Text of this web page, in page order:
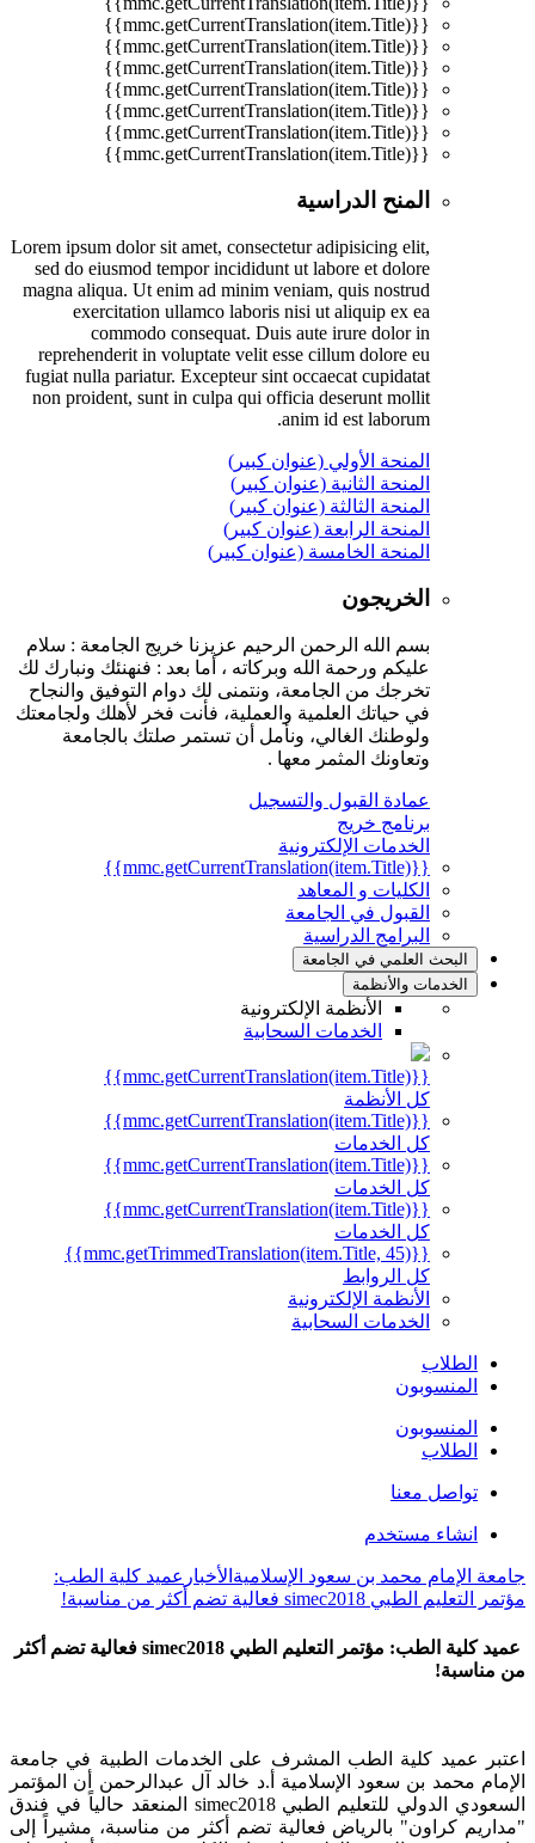
{{mmc.getCurrentTranslation(item.Title)}}
{{mmc.getCurrentTranslation(item.Title)}}
{{mmc.getCurrentTranslation(item.Title)}}
{{mmc.getCurrentTranslation(item.Title)}}
{{mmc.getCurrentTranslation(item.Title)}}
{{mmc.getCurrentTranslation(item.Title)}}
{{mmc.getCurrentTranslation(item.Title)}}
المنح الدراسية
Lorem ipsum dolor sit amet, consectetur adipisicing elit,
sed do eiusmod tempor incididunt ut labore et dolore
magna aliqua. Ut enim ad minim veniam, quis nostrud
exercitation ullamco laboris nisi ut aliquip ex ea
commodo consequat. Duis aute irure dolor in
reprehenderit in voluptate velit esse cillum dolore eu
fugiat nulla pariatur. Excepteur sint occaecat cupidatat
non proident, sunt in culpa qui officia deserunt mollit
anim id est laborum.
المنحة الأولي (عنوان كبير)
المنحة الثانية (عنوان كبير)
المنحة الثالثة (عنوان كبير)
المنحة الرابعة (عنوان كبير)
المنحة الخامسة (عنوان كبير)
الخريجون
بسم الله الرحمن الرحيم عزيزنا خريج الجامعة : سلام
عليكم ورحمة الله وبركاته ، أما بعد : فنهنئك ونبارك لك
تخرجك من الجامعة، ونتمنى لك دوام التوفيق والنجاح
في حياتك العلمية والعملية، فأنت فخر لأهلك ولجامعتك
ولوطنك الغالي، ونأمل أن تستمر صلتك بالجامعة
وتعاونك المثمر معها .
عمادة القبول والتسجيل
برنامج خريج
الخدمات الإلكترونية
{{mmc.getCurrentTranslation(item.Title)}}
الكليات و المعاهد
القبول في الجامعة
البرامج الدراسية
البحث العلمي في الجامعة
الخدمات والأنظمة
الأنظمة الإلكترونية
الخدمات السحابية
{{mmc.getCurrentTranslation(item.Title)}}
كل الأنظمة
{{mmc.getCurrentTranslation(item.Title)}}
كل الخدمات
{{mmc.getCurrentTranslation(item.Title)}}
كل الخدمات
{{mmc.getCurrentTranslation(item.Title)}}
كل الخدمات
{{mmc.getTrimmedTranslation(item.Title, 45)}}
كل الروابط
الأنظمة الإلكترونية
الخدمات السحابية
الطلاب
المنسوبون
المنسوبون
الطلاب
تواصل معنا
انشاء مستخدم
جامعة الإمام محمد بن سعود الإسلامية الأخبار عميد كلية الطب:
مؤتمر التعليم الطبي simec2018 فعالية تضم أكثر من مناسبة!
عميد كلية الطب: مؤتمر التعليم الطبي simec2018 فعالية تضم أكثر
من مناسبة!
​اعتبر عميد كلية الطب المشرف على الخدمات الطبية في جامعة
الإمام محمد بن سعود الإسلامية أ.د خالد آل عبدالرحمن أن المؤتمر
السعودي الدولي للتعليم الطبي simec2018 المنعقد حالياً في فندق
"مداريم كراون" بالرياض فعالية تضم أكثر من مناسبة، مشيراً إلى